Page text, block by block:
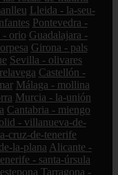
Lleida - la-seu-
Pontevedra -
- orio Guadalajara -
Girona - pals
Sevilla - olivares
Castellón -
Málaga - mollina
Murcia - la-unión
Cantabria - miengo
- villanueva-de-
cruz-de-tenerife
la-plana Alicante -
- santa-úrsula
Tarragona -